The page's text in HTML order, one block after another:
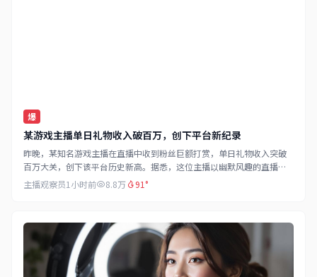
爆
某游戏主播单日礼物收入破百万，创下平台新纪录
昨晚，某知名游戏主播在直播中收到粉丝巨额打赏，单日礼物收入突破
百万大关，创下该平台历史新高。据悉，这位主播以幽默风趣的直播风
格和过硬的游戏技术著称，拥有超过千万粉丝。
主播观察员1小时前 8.8万 91°